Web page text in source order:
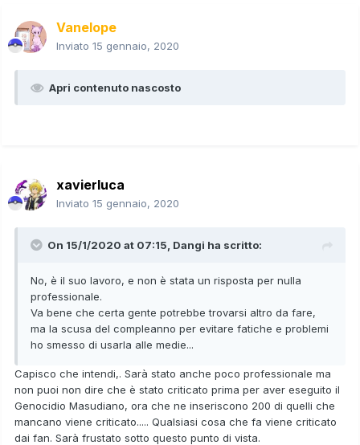
Vanelope
Inviato 15 gennaio, 2020
Apri contenuto nascosto
xavierluca
Inviato 15 gennaio, 2020
On 15/1/2020 at 07:15, Dangi ha scritto:
No, è il suo lavoro, e non è stata un risposta per nulla
professionale.
Va bene che certa gente potrebbe trovarsi altro da fare,
ma la scusa del compleanno per evitare fatiche e problemi
ho smesso di usarla alle medie...
Capisco che intendi,. Sarà stato anche poco professionale ma
non puoi non dire che è stato criticato prima per aver eseguito il
Genocidio Masudiano, ora che ne inseriscono 200 di quelli che
mancano viene criticato..... Qualsiasi cosa che fa viene criticato
dai fan. Sarà frustato sotto questo punto di vista.